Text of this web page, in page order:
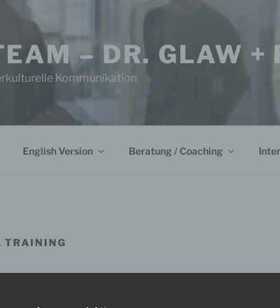
– DR. GLAW +
Kommunikation
English Version Beratung / Coaching
TRAINING